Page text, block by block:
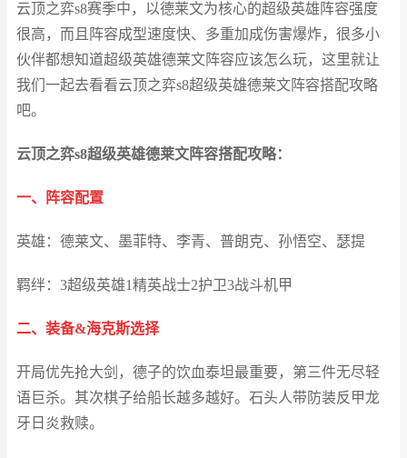
云顶之弈s8赛季中，以德莱文为核心的超级英雄阵容强度
很高，而且阵容成型速度快、多重加成伤害爆炸，很多小
伙伴都想知道超级英雄德莱文阵容应该怎么玩，这里就让
我们一起去看看云顶之弈s8超级英雄德莱文阵容搭配攻略
吧。
云顶之弈s8超级英雄德莱文阵容搭配攻略：
一、阵容配置
英雄：德莱文、墨菲特、李青、普朗克、孙悟空、瑟提
羁绊：3超级英雄1精英战士2护卫3战斗机甲
二、装备&海克斯选择
开局优先抢大剑，德子的饮血泰坦最重要，第三件无尽轻
语巨杀。其次棋子给船长越多越好。石头人带防装反甲龙
牙日炎救赎。